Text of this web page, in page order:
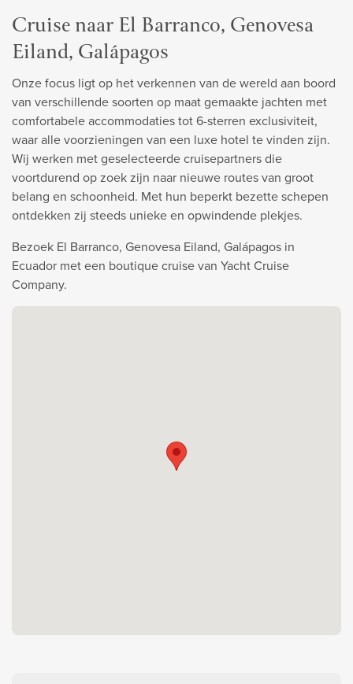
Cruise naar El Barranco, Genovesa
Eiland, Galápagos
Onze focus ligt op het verkennen van de wereld aan boord
van verschillende soorten op maat gemaakte jachten met
comfortabele accommodaties tot 6-sterren exclusiviteit,
waar alle voorzieningen van een luxe hotel te vinden zijn.
Wij werken met geselecteerde cruisepartners die
voortdurend op zoek zijn naar nieuwe routes van groot
belang en schoonheid. Met hun beperkt bezette schepen
ontdekken zij steeds unieke en opwindende plekjes.
Bezoek El Barranco, Genovesa Eiland, Galápagos in
Ecuador met een boutique cruise van Yacht Cruise
Company.